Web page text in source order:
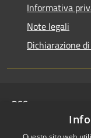
Informativa
Note legali
Dichiarazione
RSS
Privacy